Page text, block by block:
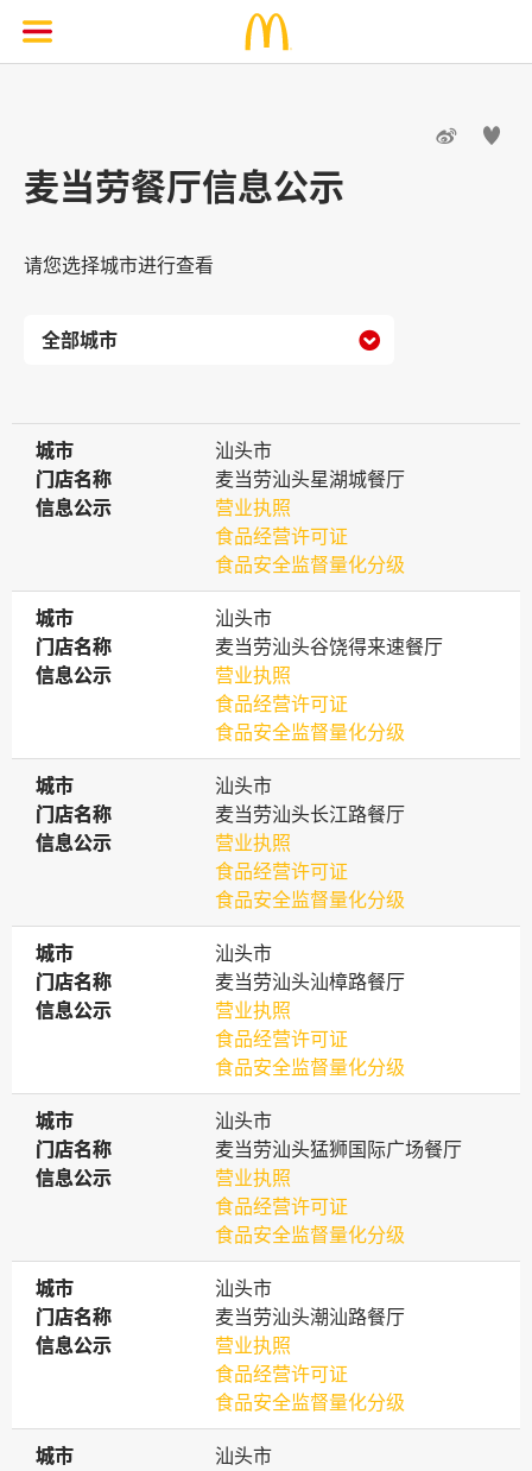
 
麦当劳餐厅信息公示
请您选择城市进行查看

城市
城市
汕头市
门店名称
门店名称
麦当劳汕头星湖城餐厅
信息公示
信息公示
营业执照
食品经营许可证
食品安全监督量化分级
城市
城市
汕头市
门店名称
门店名称
麦当劳汕头谷饶得来速餐厅
信息公示
信息公示
营业执照
食品经营许可证
食品安全监督量化分级
城市
城市
汕头市
门店名称
门店名称
麦当劳汕头长江路餐厅
信息公示
信息公示
营业执照
食品经营许可证
食品安全监督量化分级
城市
城市
汕头市
门店名称
门店名称
麦当劳汕头汕樟路餐厅
信息公示
信息公示
营业执照
食品经营许可证
食品安全监督量化分级
城市
城市
汕头市
门店名称
门店名称
麦当劳汕头猛狮国际广场餐厅
信息公示
信息公示
营业执照
食品经营许可证
食品安全监督量化分级
城市
城市
汕头市
门店名称
门店名称
麦当劳汕头潮汕路餐厅
信息公示
信息公示
营业执照
食品经营许可证
食品安全监督量化分级
城市
城市
汕头市